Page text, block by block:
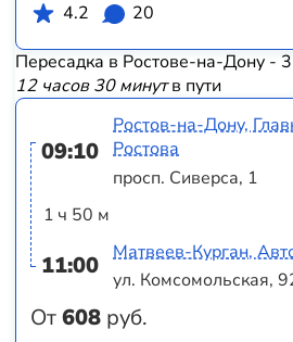
4.2
20
Пересадка в Ростове-на-Дону -
12 часов 30 минутв пути
09:10
1 ч 50 м
11:00
От608 руб.
Ростов-на-Дону,
Ростова
просп. Сиверса, 1
Матвеев-Курган,
ул. Комсомольская,